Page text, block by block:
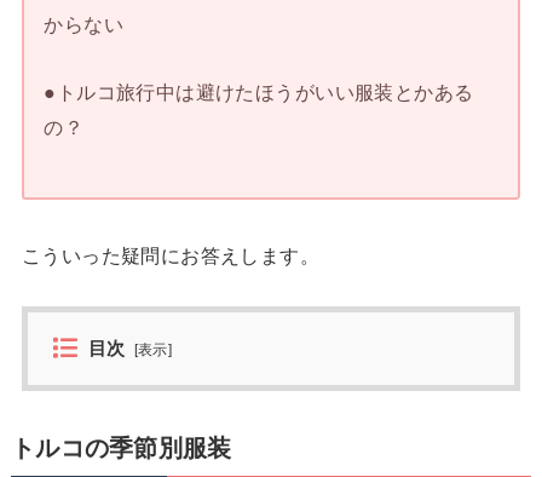
からない
●トルコ旅行中は避けたほうがいい服装とかある
の？
こういった疑問にお答えします。
目次 [表示]
トルコの季節別服装